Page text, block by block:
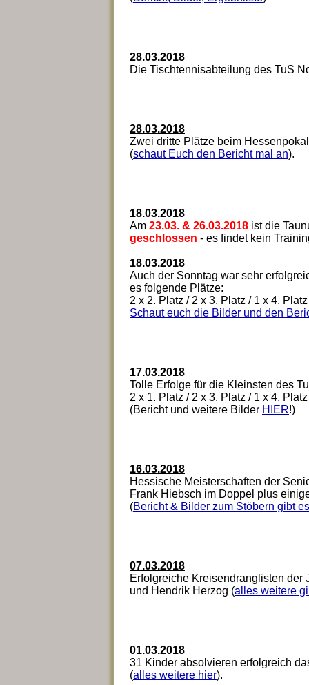
28.03.2018
Die Tischtennisabteilung des TuS
28.03.2018
Zwei dritte Plätze beim
(schaut Euch den Bericht mal an).
18.03.2018
Am 23.03. & 26.03.2018 ist die
geschlossen - es findet kein
18.03.2018
Auch der Sonntag war sehr
es folgende Plätze:
2 x 2. Platz / 2 x 3. Platz / 1 x 4.
Schaut euch die Bilder und den
17.03.2018
Tolle Erfolge für die Kleinsten des
2 x 1. Platz / 2 x 3. Platz / 1 x 4.
(Bericht und weitere Bilder HIER!)
16.03.2018
Hessische Meisterschaften der
Frank Hiebsch im Doppel plus
(Bericht & Bilder zum Stöbern gibt
07.03.2018
Erfolgreiche Kreisendranglisten der
und Hendrik Herzog (alles weitere
01.03.2018
31 Kinder absolvieren erfolgreich
(alles weitere hier).